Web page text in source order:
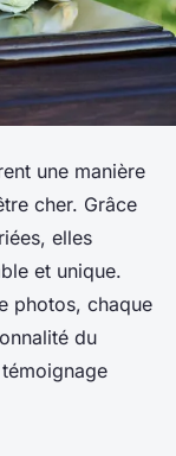
une manière
cher. Grâce
elles
et unique.
photos, chaque
du